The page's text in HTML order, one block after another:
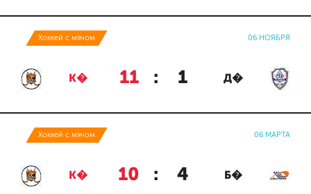
Хоккей с мячом 06 НОЯБРЯ
К� 11 : 1 Д�
Хоккей с мячом 06 МАРТА
К� 10 : 4 Б�